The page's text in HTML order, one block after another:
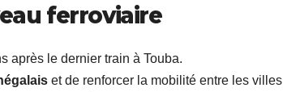
ferroviaire
après le dernier train à Touba.
et de renforcer la mobilité entre les